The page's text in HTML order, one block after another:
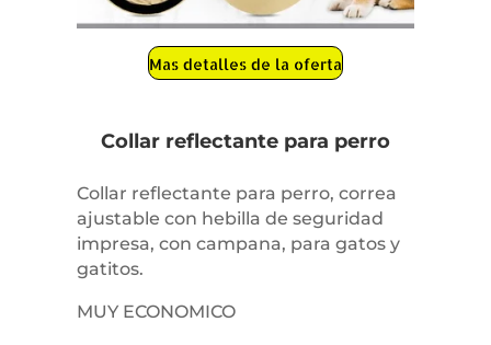
Mas detalles de la oferta
Collar reflectante para perro
Collar reflectante para perro, correa
ajustable con hebilla de seguridad
impresa, con campana, para gatos y
gatitos.
MUY ECONOMICO